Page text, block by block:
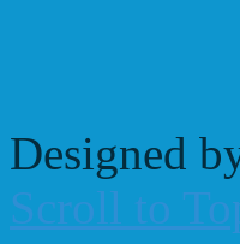
Designed
Scroll to